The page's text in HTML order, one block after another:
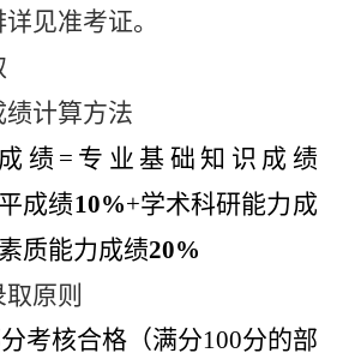
见准考证。
绩计算方法
绩 = 专业基础知识成绩
成绩10%+学术科研能力成
质能力成绩20%
取原则
考核合格（满分100分的部